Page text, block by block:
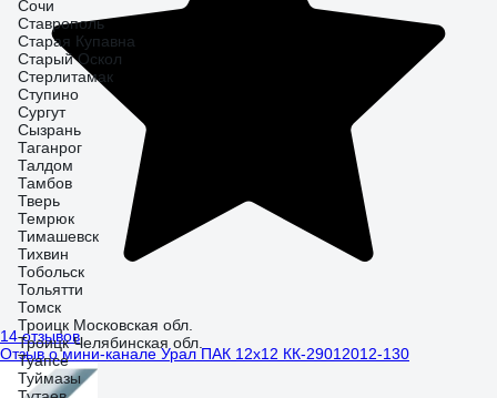
14 отзывов
Отзыв о мини-канале Урал ПАК 12х12 КК-29012012-130
Сочи
Ставрополь
Старая Купавна
Старый Оскол
Стерлитамак
Ступино
Сургут
Сызрань
Таганрог
Талдом
Тамбов
Тверь
Темрюк
Тимашевск
Тихвин
Тобольск
Тольятти
Томск
Троицк Московская обл.
Троицк Челябинская обл.
Туапсе
Туймазы